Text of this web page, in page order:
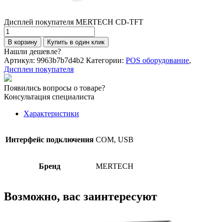
Дисплей покупателя MERTECH CD-TFT
Количество
товара
Дисплей
покупателя
MERTECH
CD-
TFT
В корзину Купить в один клик
Нашли дешевле?
Артикул: 9963b7b7d4b2 Категории: POS оборудование,
Дисплеи покупателя
Появились вопросы о товаре?
Консультация специалиста
Характеристики
Интерфейс подключения COM, USB
Бренд MERTECH
Возможно, вас заинтересуют